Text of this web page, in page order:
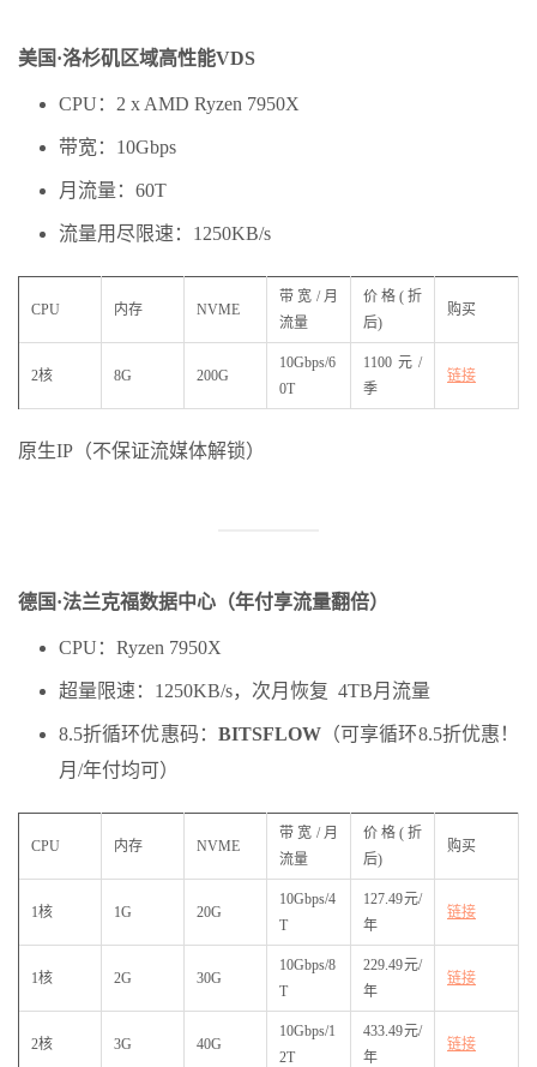
美国·洛杉矶区域高性能VDS
CPU：2 x AMD Ryzen 7950X
带宽：10Gbps
月流量：60T
流量用尽限速：1250KB/s
CPU 内存 NVME
带宽/月
流量
价格(折
后)
购买
2核 8G 200G
10Gbps/6
0T
1100元/
季
链接
原生IP（不保证流媒体解锁）
德国·法兰克福数据中心（年付享流量翻倍）
CPU：Ryzen 7950X
超量限速：1250KB/s，次月恢复 4TB月流量
8.5折循环优惠码： BITSFLOW（可享循环8.5折优惠！
月/年付均可）
CPU 内存 NVME
带宽/月
流量
价格(折
后)
购买
1核 1G 20G
10Gbps/4
T
127.49元/
年
链接
1核 2G 30G
10Gbps/8
T
229.49元/
年
链接
2核 3G 40G
10Gbps/1
2T
433.49元/
年
链接